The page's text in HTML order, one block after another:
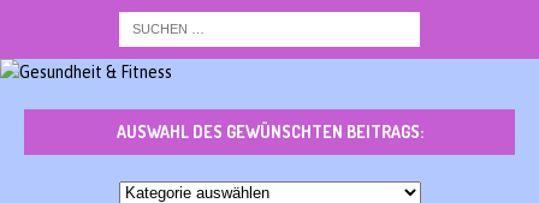
AUSWAHL DES GEWÜNSCHTEN BEITRAGS:
Auswahl